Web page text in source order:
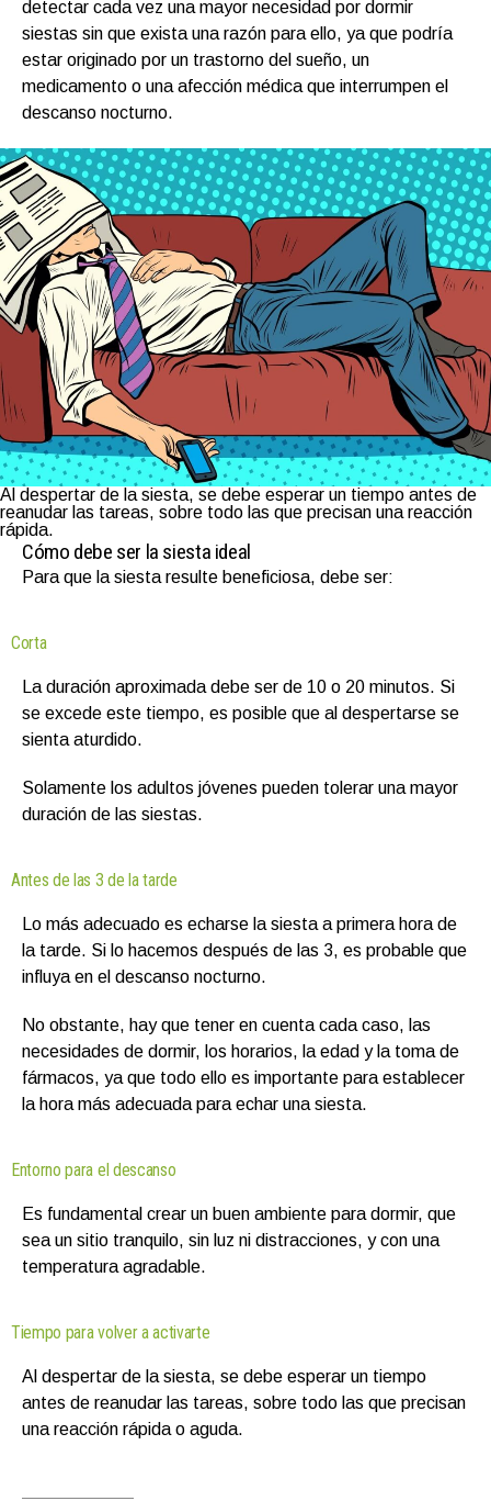
detectar cada vez una mayor necesidad por dormir
siestas sin que exista una razón para ello, ya que podría
estar originado por un trastorno del sueño, un
medicamento o una afección médica que interrumpen el
descanso nocturno.
Al despertar de la siesta, se debe esperar un tiempo antes de
reanudar las tareas, sobre todo las que precisan una reacción
rápida.
Cómo debe ser la siesta ideal
Para que la siesta resulte beneficiosa, debe ser:
Corta
La duración aproximada debe ser de 10 o 20 minutos. Si
se excede este tiempo, es posible que al despertarse se
sienta aturdido.
Solamente los adultos jóvenes pueden tolerar una mayor
duración de las siestas.
Antes de las 3 de la tarde
Lo más adecuado es echarse la siesta a primera hora de
la tarde. Si lo hacemos después de las 3, es probable que
influya en el descanso nocturno.
No obstante, hay que tener en cuenta cada caso, las
necesidades de dormir, los horarios, la edad y la toma de
fármacos, ya que todo ello es importante para establecer
la hora más adecuada para echar una siesta.
Entorno para el descanso
Es fundamental crear un buen ambiente para dormir, que
sea un sitio tranquilo, sin luz ni distracciones, y con una
temperatura agradable.
Tiempo para volver a activarte
Al despertar de la siesta, se debe esperar un tiempo
antes de reanudar las tareas, sobre todo las que precisan
una reacción rápida o aguda.